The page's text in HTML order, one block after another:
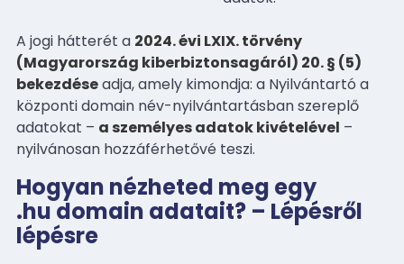
A jogi hátterét a 2024. évi LXIX. törvény
(Magyarország kiberbiztonsagáról) 20. § (5)
bekezdéseadja, amely kimondja: a Nyilvántartó a
központi domain név-nyilvántartásban szereplő
adatokat – a személyes adatok kivételével –
nyilvánosan hozzáférhetővé teszi.
Hogyan nézheted meg egy
.hu domain adatait? – Lépésről
lépésre